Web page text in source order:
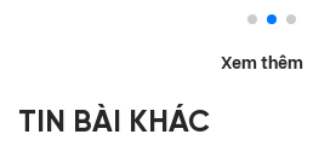
Xem thêm
TIN BÀI KHÁC